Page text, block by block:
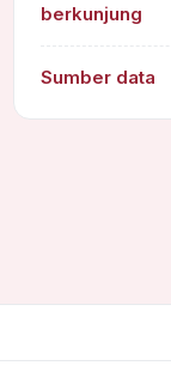
berkunjung
Sumber data